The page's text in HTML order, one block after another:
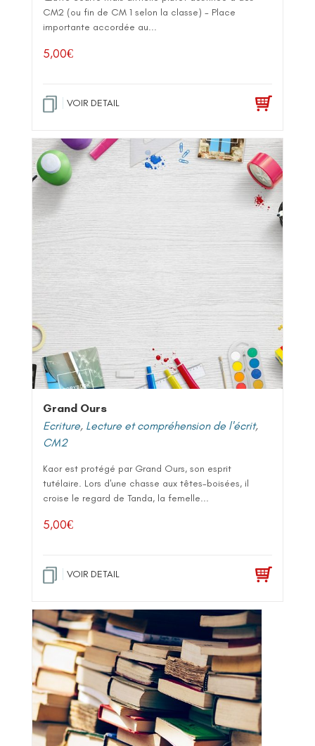
CM2 (ou fin de CM 1 selon la classe) - Place
importante accordée au...
5,00€
VOIR DETAIL
Grand Ours
Ecriture, Lecture et compréhension de l'écrit,
CM2
Kaor est protégé par Grand Ours, son esprit
tutélaire. Lors d'une chasse aux têtes-boisées, il
croise le regard de Tanda, la femelle...
5,00€
VOIR DETAIL